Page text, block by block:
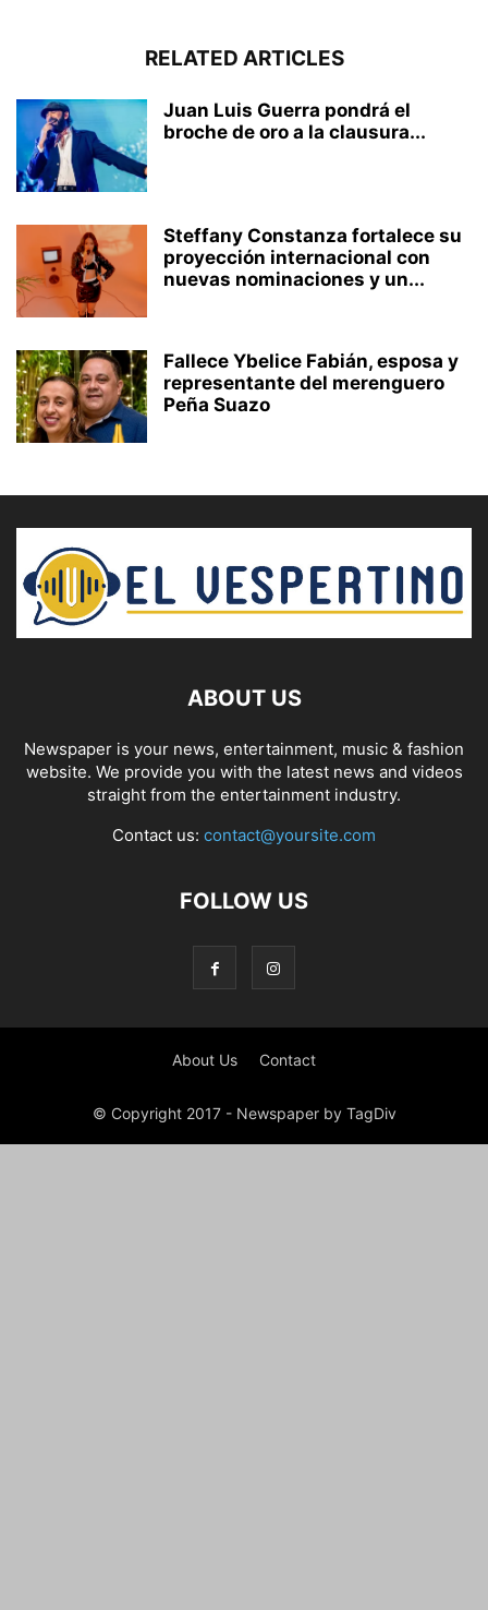
RELATED ARTICLES
Juan Luis Guerra pondrá el
broche de oro a la clausura...
Steffany Constanza fortalece su
proyección internacional con
nuevas nominaciones y un...
Fallece Ybelice Fabián, esposa y
representante del merenguero
Peña Suazo
ABOUT US
Newspaper is your news, entertainment, music & fashion
website. We provide you with the latest news and videos
straight from the entertainment industry.
Contact us: contact@yoursite.com
FOLLOW US
About Us Contact
© Copyright 2017 - Newspaper by TagDiv